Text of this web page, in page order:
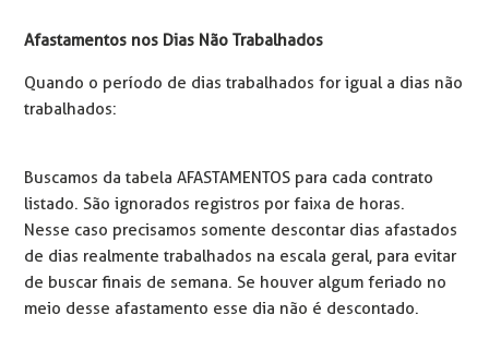
Afastamentos nos Dias Não Trabalhados
Quando o período de dias trabalhados for igual a dias não
trabalhados:
Buscamos da tabela AFASTAMENTOS para cada contrato
listado. São ignorados registros por faixa de horas.
Nesse caso precisamos somente descontar dias afastados
de dias realmente trabalhados na escala geral, para evitar
de buscar finais de semana. Se houver algum feriado no
meio desse afastamento esse dia não é descontado.